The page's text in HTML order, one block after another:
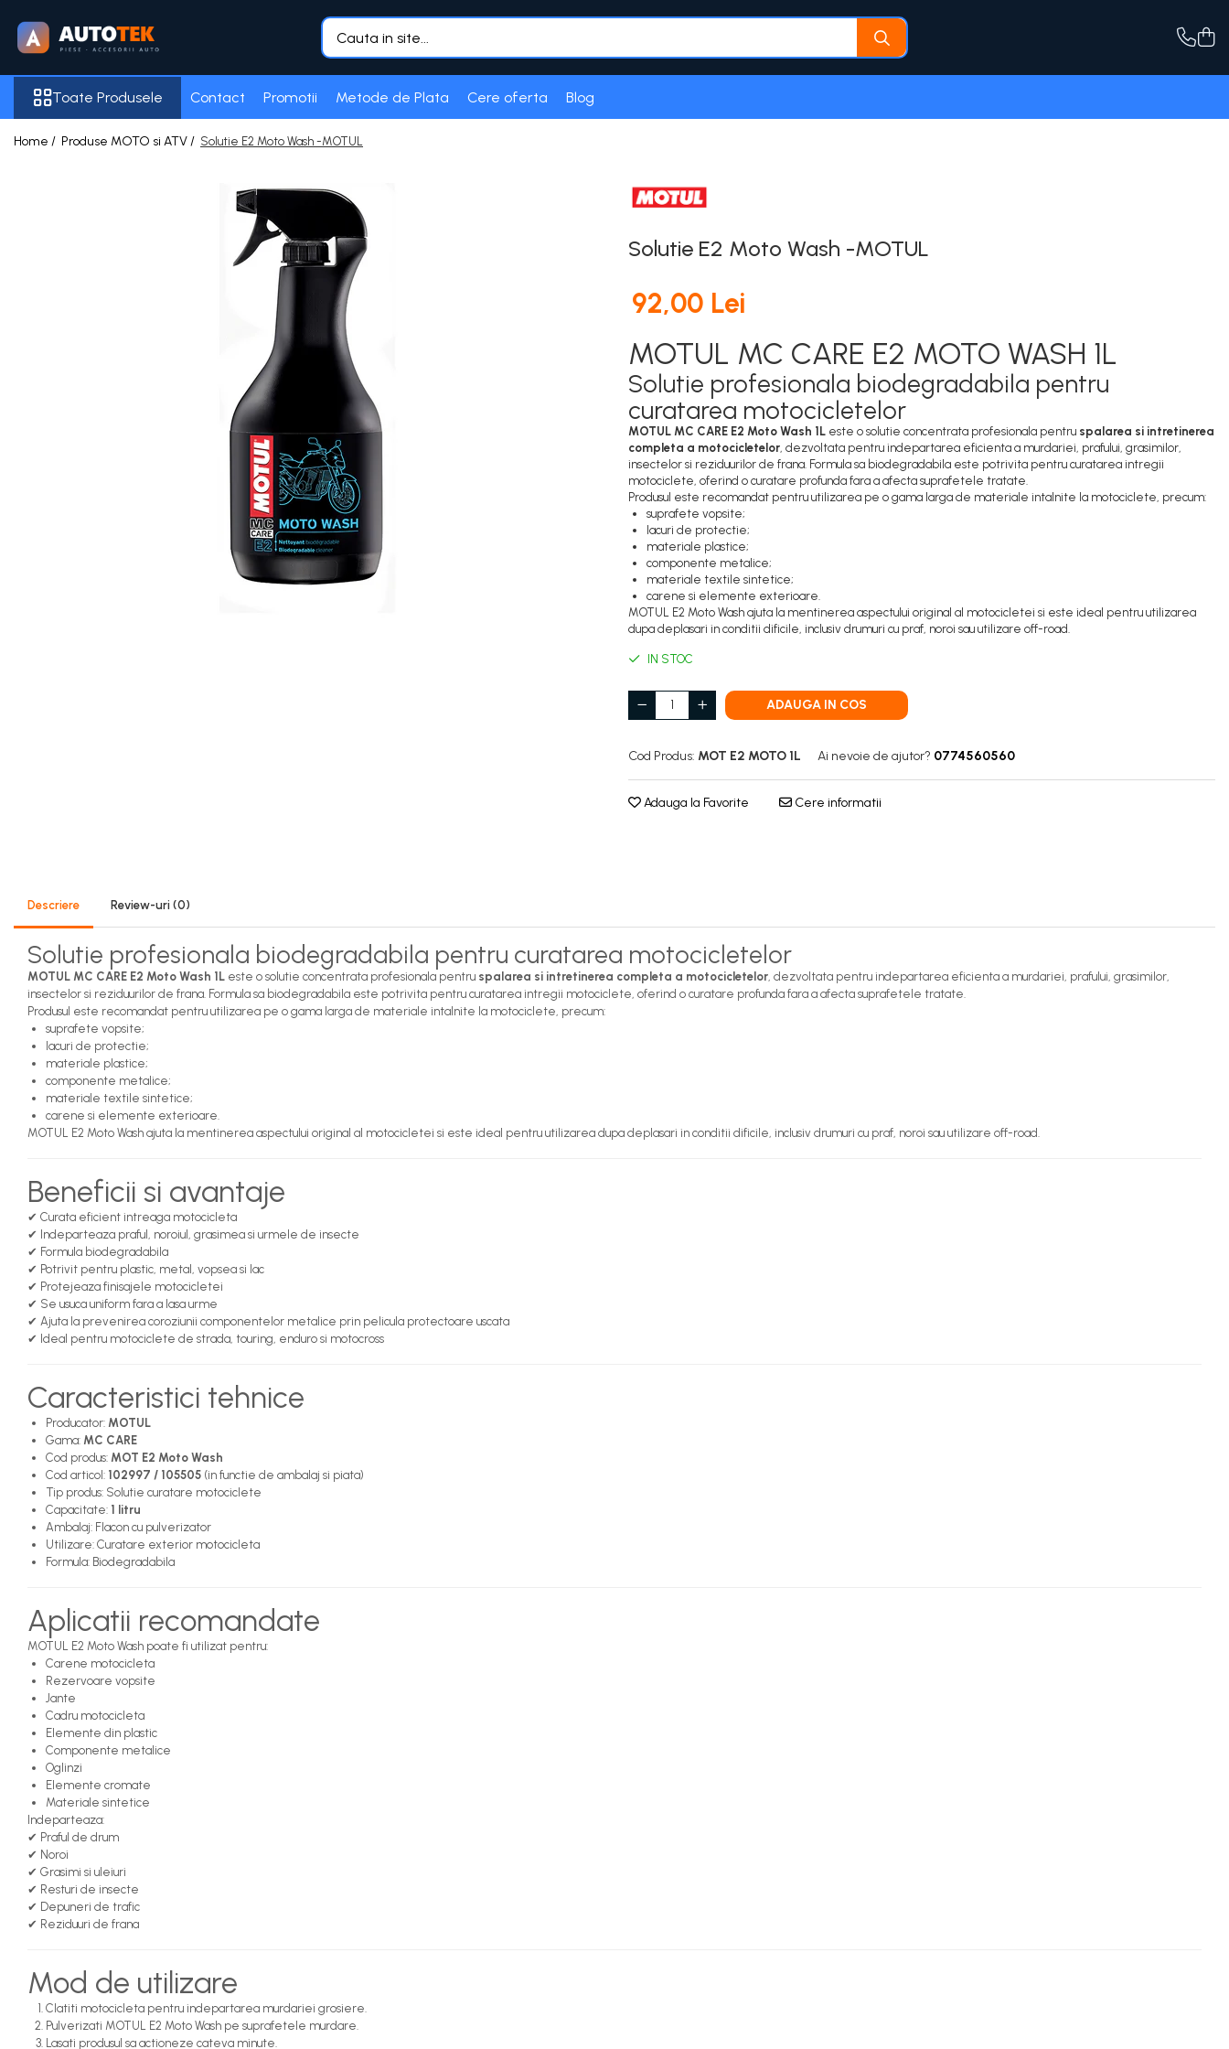
Accesorii Auto
Frigider auto
Antigel G12++
Antigel G13
Antigel VERDE
Lichid de frana
DOT 3
DOT 4
DOT 5.1
Becuri auto
Becuri LED
Bec W5W
H3
H7
Consumabile
Kit distributie
Kit distributie BMW OE
Accesorii
Accesorii Parbriz
Anvelope si Jante
Curatat sistem aer conditionat
Detailing
Odorizante Auto
Odorizante Auto BMW OE
Spalare si Ingrijire
Piese DACIA
Dacia Logan 1
Motorizare 1.2 16 Valve
Produse de iarna
Solutii de dezghetat
Produse MOTO si ATV
Huse ATV
Huse MOTO
Intretinere Lant
Intretinere MOTO
Produse si Echipamente Service
Truse
Truse Conectori
Scule de mana
Toate Produsele Contact Promotii Metode de Plata Cere oferta Blog
Home / Produse MOTO si ATV / Solutie E2 Moto Wash -MOTUL
Solutie E2 Moto Wash -MOTUL
92,00 Lei
MOTUL MC CARE E2 MOTO WASH 1L
Solutie profesionala biodegradabila pentru
curatarea motocicletelor
MOTUL MC CARE E2 Moto Wash 1L este o solutie concentrata profesionala pentru spalarea si intretinerea
completa a motocicletelor, dezvoltata pentru indepartarea eficienta a murdariei, prafului, grasimilor,
insectelor si reziduurilor de frana. Formula sa biodegradabila este potrivita pentru curatarea intregii
motociclete, oferind o curatare profunda fara a afecta suprafetele tratate.
Produsul este recomandat pentru utilizarea pe o gama larga de materiale intalnite la motociclete, precum:
suprafete vopsite;
lacuri de protectie;
materiale plastice;
componente metalice;
materiale textile sintetice;
carene si elemente exterioare.
MOTUL E2 Moto Wash ajuta la mentinerea aspectului original al motocicletei si este ideal pentru utilizarea
dupa deplasari in conditii dificile, inclusiv drumuri cu praf, noroi sau utilizare off-road.
IN STOC
ADAUGA IN COS
Cod Produs: MOT E2 MOTO 1L Ai nevoie de ajutor? 0774560560
Adauga la Favorite Cere informatii
Descriere Review-uri (0)
Solutie profesionala biodegradabila pentru curatarea motocicletelor
MOTUL MC CARE E2 Moto Wash 1L este o solutie concentrata profesionala pentru spalarea si intretinerea completa a motocicletelor, dezvoltata pentru indepartarea eficienta a murdariei, prafului, grasimilor,
insectelor si reziduurilor de frana. Formula sa biodegradabila este potrivita pentru curatarea intregii motociclete, oferind o curatare profunda fara a afecta suprafetele tratate.
Produsul este recomandat pentru utilizarea pe o gama larga de materiale intalnite la motociclete, precum:
suprafete vopsite;
lacuri de protectie;
materiale plastice;
componente metalice;
materiale textile sintetice;
carene si elemente exterioare.
MOTUL E2 Moto Wash ajuta la mentinerea aspectului original al motocicletei si este ideal pentru utilizarea dupa deplasari in conditii dificile, inclusiv drumuri cu praf, noroi sau utilizare off-road.
Beneficii si avantaje
✔ Curata eficient intreaga motocicleta
✔ Indeparteaza praful, noroiul, grasimea si urmele de insecte
✔ Formula biodegradabila
✔ Potrivit pentru plastic, metal, vopsea si lac
✔ Protejeaza finisajele motocicletei
✔ Se usuca uniform fara a lasa urme
✔ Ajuta la prevenirea coroziunii componentelor metalice prin pelicula protectoare uscata
✔ Ideal pentru motociclete de strada, touring, enduro si motocross
Caracteristici tehnice
Producator: MOTUL
Gama: MC CARE
Cod produs: MOT E2 Moto Wash
Cod articol: 102997 / 105505 (in functie de ambalaj si piata)
Tip produs: Solutie curatare motociclete
Capacitate: 1 litru
Ambalaj: Flacon cu pulverizator
Utilizare: Curatare exterior motocicleta
Formula: Biodegradabila
Aplicatii recomandate
MOTUL E2 Moto Wash poate fi utilizat pentru:
Carene motocicleta
Rezervoare vopsite
Jante
Cadru motocicleta
Elemente din plastic
Componente metalice
Oglinzi
Elemente cromate
Materiale sintetice
Indeparteaza:
✔ Praful de drum
✔ Noroi
✔ Grasimi si uleiuri
✔ Resturi de insecte
✔ Depuneri de trafic
✔ Reziduuri de frana
Mod de utilizare
Clatiti motocicleta pentru indepartarea murdariei grosiere.
Pulverizati MOTUL E2 Moto Wash pe suprafetele murdare.
Lasati produsul sa actioneze cateva minute.